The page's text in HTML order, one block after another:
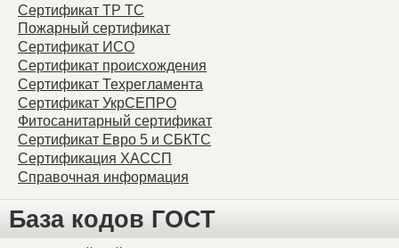
Сертификат ТР ТС
Пожарный сертификат
Сертификат ИСО
Сертификат происхождения
Сертификат Техрегламента
Сертификат УкрСЕПРО
Фитосанитарный сертификат
Сертификат Евро 5 и СБКТС
Сертификация ХАССП
Справочная информация
База кодов ГОСТ